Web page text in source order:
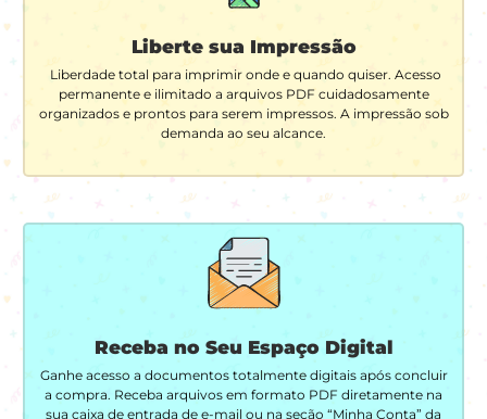
Liberte sua Impressão
Liberdade total para imprimir onde e quando quiser. Acesso
permanente e ilimitado a arquivos PDF cuidadosamente
organizados e prontos para serem impressos. A impressão sob
demanda ao seu alcance.
Receba no Seu Espaço Digital
Ganhe acesso a documentos totalmente digitais após concluir
a compra. Receba arquivos em formato PDF diretamente na
sua caixa de entrada de e-mail ou na seção “Minha Conta” da